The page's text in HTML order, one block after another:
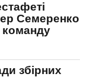
Семеренко
команду
збірних